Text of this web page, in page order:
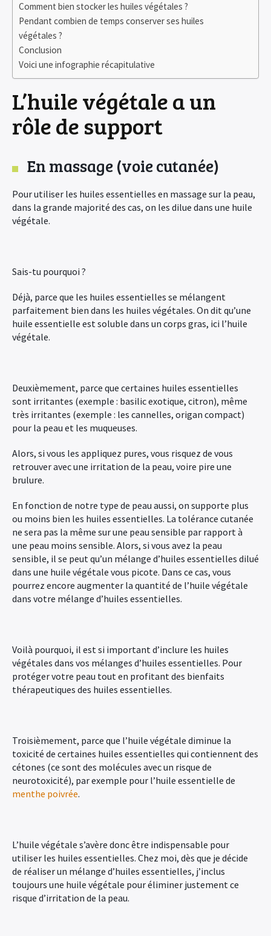
Comment bien stocker les huiles végétales ?
Pendant combien de temps conserver ses huiles
végétales ?
Conclusion
Voici une infographie récapitulative
L’huile végétale a un
rôle de support
En massage (voie cutanée)
Pour utiliser les huiles essentielles en massage sur la peau,
dans la grande majorité des cas, on les dilue dans une huile
végétale.
Sais-tu pourquoi ?
Déjà, parce que les huiles essentielles se mélangent
parfaitement bien dans les huiles végétales. On dit qu’une
huile essentielle est soluble dans un corps gras, ici l’huile
végétale.
Deuxièmement, parce que certaines huiles essentielles
sont irritantes (exemple : basilic exotique, citron), même
très irritantes (exemple : les cannelles, origan compact)
pour la peau et les muqueuses.
Alors, si vous les appliquez pures, vous risquez de vous
retrouver avec une irritation de la peau, voire pire une
brulure.
En fonction de notre type de peau aussi, on supporte plus
ou moins bien les huiles essentielles. La tolérance cutanée
ne sera pas la même sur une peau sensible par rapport à
une peau moins sensible. Alors, si vous avez la peau
sensible, il se peut qu’un mélange d’huiles essentielles dilué
dans une huile végétale vous picote. Dans ce cas, vous
pourrez encore augmenter la quantité de l’huile végétale
dans votre mélange d’huiles essentielles.
Voilà pourquoi, il est si important d’inclure les huiles
végétales dans vos mélanges d’huiles essentielles. Pour
protéger votre peau tout en profitant des bienfaits
thérapeutiques des huiles essentielles.
Troisièmement, parce que l’huile végétale diminue la
toxicité de certaines huiles essentielles qui contiennent des
cétones (ce sont des molécules avec un risque de
neurotoxicité), par exemple pour l’huile essentielle de
menthe poivrée.
L’huile végétale s’avère donc être indispensable pour
utiliser les huiles essentielles. Chez moi, dès que je décide
de réaliser un mélange d’huiles essentielles, j’inclus
toujours une huile végétale pour éliminer justement ce
risque d’irritation de la peau.